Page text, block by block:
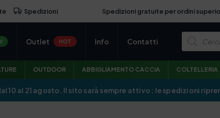
Spedizioni Spedizioni gratuite per ordini
Outlet HOT Info Contatti
P
o
d
u
c
t
s
OUTDOOR ABBIGLIAMENTO CACCIA COLTELLERIA
10 al 21 agosto. Il sito sarà sempre attivo : le spedizioni